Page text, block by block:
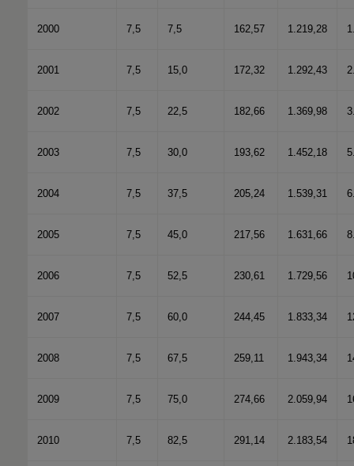
2000 7,5 7,5 162,57 1.219,28
2001 7,5 15,0 172,32 1.292,43
2002 7,5 22,5 182,66 1.369,98
2003 7,5 30,0 193,62 1.452,18
2004 7,5 37,5 205,24 1.539,31
2005 7,5 45,0 217,56 1.631,66
2006 7,5 52,5 230,61 1.729,56
2007 7,5 60,0 244,45 1.833,34
2008 7,5 67,5 259,11 1.943,34
2009 7,5 75,0 274,66 2.059,94
2010 7,5 82,5 291,14 2.183,54